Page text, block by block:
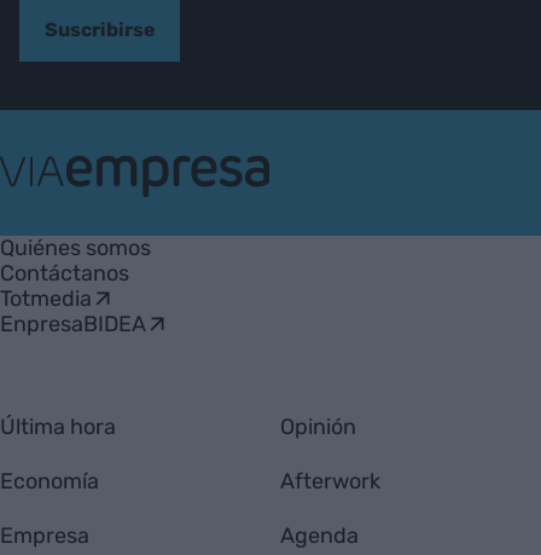
Suscribirse
Empresa
Quiénes somos
Contáctanos
Totmedia
EnpresaBIDEA
Última hora
Economía
Empresa
Opinión
Afterwork
Agenda